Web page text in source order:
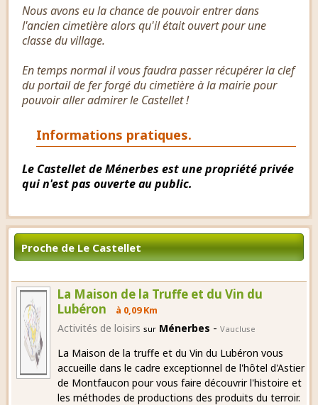
Nous avons eu la chance de pouvoir entrer dans
l'ancien cimetière alors qu'il était ouvert pour une
classe du village.
En temps normal il vous faudra passer récupérer la clef
du portail de fer forgé du cimetière à la mairie pour
pouvoir aller admirer le Castellet !
Informations pratiques.
Le Castellet de Ménerbes est une propriété privée
qui n'est pas ouverte au public.
Proche de Le Castellet
La Maison de la Truffe et du Vin du
Lubéron
à 0,09 Km
Activités de loisirs sur Ménerbes - Vaucluse
La Maison de la truffe et du Vin du Lubéron vous
accueille dans le cadre exceptionnel de l'hôtel d'Astier
de Montfaucon pour vous faire découvrir l'histoire et
les méthodes de productions des produits du terroir.